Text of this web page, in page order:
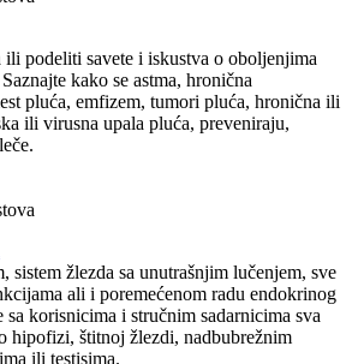
ili podeliti savete i iskustva o oboljenjima
kako se astma, hronična
pluća, emfizem, tumori pluća, hronična ili
ili virusna upala pluća, preveniraju,
sistem žlezda sa unutrašnjim lučenjem, sve
ali i poremećenom radu endokrinog
sa korisnicima i stručnim sadarnicima sva
hipofizi, štitnoj žlezdi, nadbubrežnim
ili testisima.